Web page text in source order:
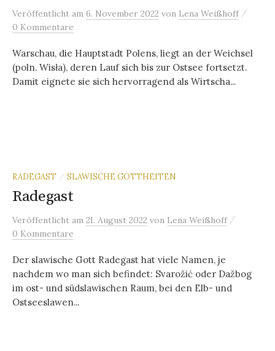
Veröffentlicht am 6. November 2022 von Lena Weißhoff /
0 Kommentare
Warschau, die Hauptstadt Polens, liegt an der Weichsel
(poln. Wisła), deren Lauf sich bis zur Ostsee fortsetzt.
Damit eignete sie sich hervorragend als Wirtscha...
RADEGAST / SLAWISCHE GOTTHEITEN
Radegast
Veröffentlicht am 21. August 2022 von Lena Weißhoff /
0 Kommentare
Der slawische Gott Radegast hat viele Namen, je
nachdem wo man sich befindet: Svarožić oder Dažbog
im ost- und südslawischen Raum, bei den Elb- und
Ostseeslawen...